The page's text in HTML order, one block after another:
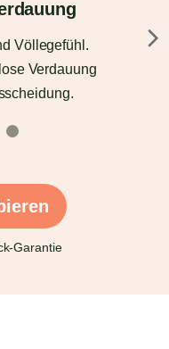
Völlegefühl.
Verdauung
Garantie